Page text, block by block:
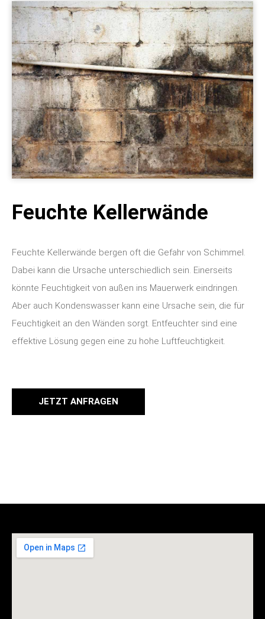
Feuchte Kellerwände
Feuchte Kellerwände bergen oft die Gefahr von Schimmel.
Dabei kann die Ursache unterschiedlich sein. Einerseits
könnte Feuchtigkeit von außen ins Mauerwerk eindringen.
Aber auch Kondenswasser kann eine Ursache sein, die für
Feuchtigkeit an den Wänden sorgt. Entfeuchter sind eine
effektive Lösung gegen eine zu hohe Luftfeuchtigkeit.
JETZT ANFRAGEN